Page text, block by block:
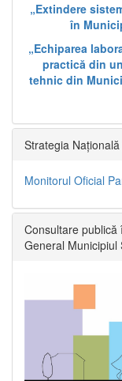
„Extindere
în
„Echiparea
practică din
tehnic din
Strategia
Monitorul Oficial
Consultare publică
General Municipiul